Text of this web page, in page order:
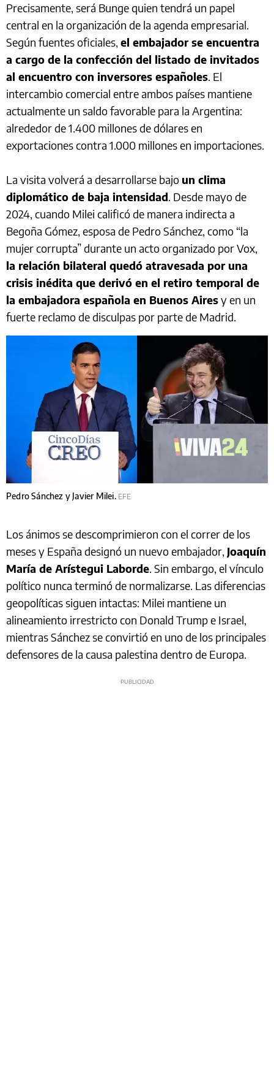
Precisamente, será Bunge quien tendrá un papel
central en la organización de la agenda empresarial.
Según fuentes oficiales, el embajador se encuentra
a cargo de la confección del listado de invitados
al encuentro con inversores españoles. El
intercambio comercial entre ambos países mantiene
actualmente un saldo favorable para la Argentina:
alrededor de 1.400 millones de dólares en
exportaciones contra 1.000 millones en importaciones.
La visita volverá a desarrollarse bajo un clima
diplomático de baja intensidad. Desde mayo de
2024, cuando Milei calificó de manera indirecta a
Begoña Gómez, esposa de Pedro Sánchez, como “la
mujer corrupta” durante un acto organizado por Vox,
la relación bilateral quedó atravesada por una
crisis inédita que derivó en el retiro temporal de
la embajadora española en Buenos Airesy en un
fuerte reclamo de disculpas por parte de Madrid.
Pedro Sánchez y Javier Milei. EFE
Los ánimos se descomprimieron con el correr de los
meses y España designó un nuevo embajador, Joaquín
María de Arístegui Laborde. Sin embargo, el vínculo
político nunca terminó de normalizarse. Las diferencias
geopolíticas siguen intactas: Milei mantiene un
alineamiento irrestricto con Donald Trump e Israel,
mientras Sánchez se convirtió en uno de los principales
defensores de la causa palestina dentro de Europa.